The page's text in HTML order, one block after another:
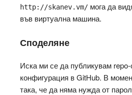
http://skanev.vm/ мога да
във виртуална машина.
Споделяне
Иска ми се да публикувам repo-
конфигурация в GitHub. В
така, че да няма нужда от